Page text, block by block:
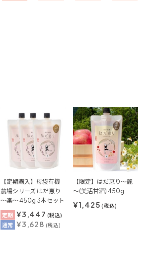
【定期購入】母袋有機
農場シリーズ はだ恵り
～楽～ 450g 3本セット
定期 ¥3,447 (税込)
通常 ¥3,628 (税込)
【限定】はだ恵り～麗
～(美活甘酒) 450g
¥1,425 (税込)